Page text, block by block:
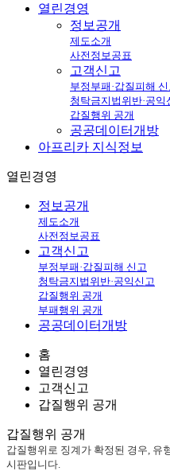
열린경영
정보공개
제도소개
사전정보공표
고객신고
부정부패·갑질피해 신
청탁금지법위반·공익
갑질행위 공개
공공데이터개방
아프리카 지식정보
열린경영
정보공개
제도소개
사전정보공표
고객신고
부정부패·갑질피해 신고
청탁금지법위반·공익신고
갑질행위 공개
부패행위 공개
공공데이터개방
홈
열린경영
고객신고
갑질행위 공개
갑질행위 공개
갑질행위로 징계가 확정된 경우, 유
시판입니다.